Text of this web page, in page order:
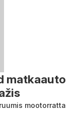
matkaauto
mootorratta